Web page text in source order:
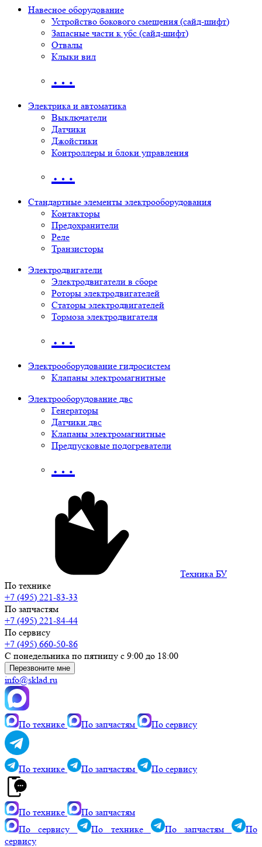
Навесное оборудование
Устройство бокового смещения (сайд-шифт)
Запасные части к убс (сайд-шифт)
Отвалы
Клыки вил
…
Электрика и автоматика
Выключатели
Датчики
Джойстики
Контроллеры и блоки управления
…
Стандартные элементы электрооборудования
Контакторы
Предохранители
Реле
Транзисторы
Электродвигатели
Электродвигатели в сборе
Роторы электродвигателей
Статоры электродвигателей
Тормоза электродвигателя
…
Электрооборудование гидросистем
Клапаны электромагнитные
Электрооборудование двс
Генераторы
Датчики двс
Клапаны электромагнитные
Предпусковые подогреватели
…
Техника БУ
По технике
+7 (495) 221-83-33
По запчастям
+7 (495) 221-84-44
По сервису
+7 (495) 660-50-86
С понедельника по пятницу с 9:00 до 18:00
Перезвоните мне
info@sklad.ru
По технике По запчастям По сервису
По технике По запчастям По сервису
По технике
По запчастям
По сервису
По технике По запчастям
По
сервису